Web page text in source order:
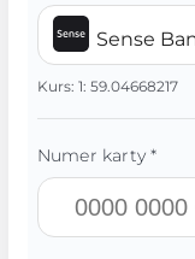
Kurs: 1: 59.04668217
Numer karty *